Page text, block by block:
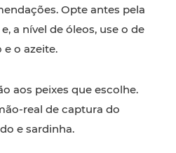
Opte antes pela
a nível de óleos, use o de
o azeite.
aos peixes que escolhe.
real de captura do
e sardinha.